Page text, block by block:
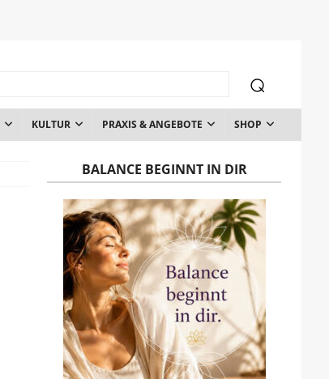
KULTUR PRAXIS & ANGEBOTE SHOP
BALANCE BEGINNT IN DIR